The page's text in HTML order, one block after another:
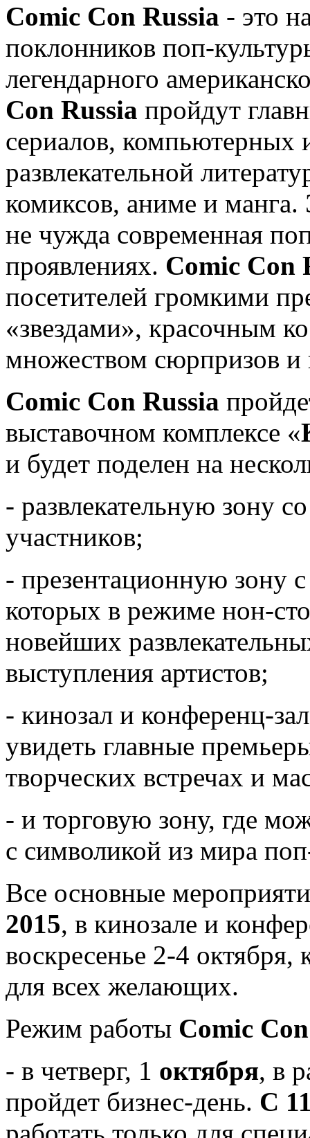
Comic Con Russia - это
поклонников поп-
легендарного
Con Russia пройдут
сериалов, компьютерных
развлекательной
комиксов, аниме и
не чужда современная
проявлениях. Comic Con
посетителей громкими
«звездами», красочным
множеством сюрпризов и
Comic Con Russia
выставочном комплексе «
и будет поделен на
- развлекательную зону
участников;
- презентационную зону
которых в режиме нон-
новейших
выступления артистов;
- кинозал и конференц-
увидеть главные
творческих встречах и
- и торговую зону, где
с символикой из мира
Все основные
2015, в кинозале и
воскресенье 2-4 октября,
для всех желающих.
Режим работы Comic
- в четверг, 1 октября, в
пройдет бизнес-день. С